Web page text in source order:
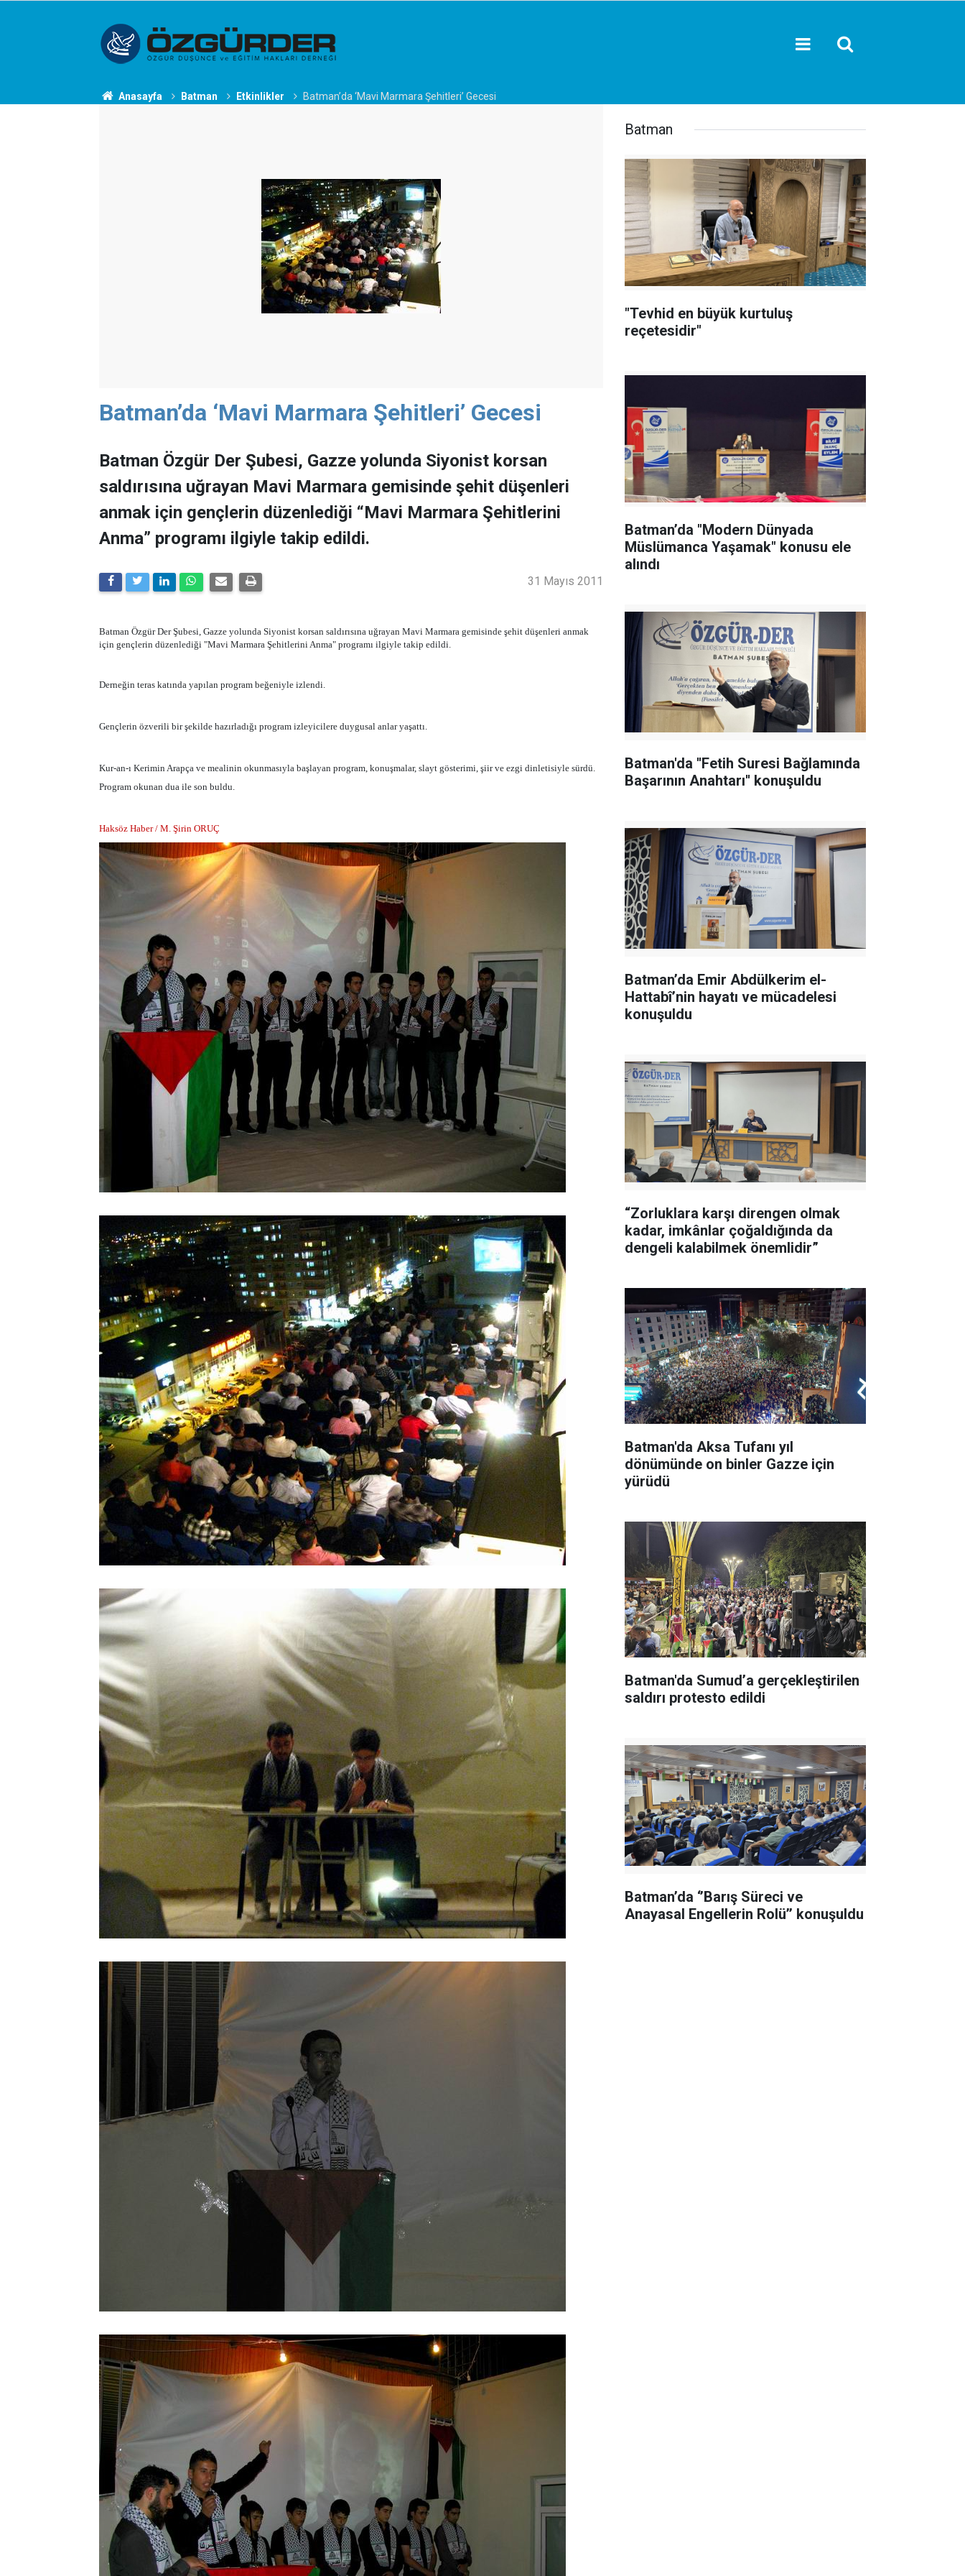
Anasayfa Batman Etkinlikler Batman’da ‘Mavi Marmara Şehitleri’ Gecesi
Batman’da ‘Mavi Marmara Şehitleri’ Gecesi
Batman Özgür Der Şubesi, Gazze yolunda Siyonist korsan
saldırısına uğrayan Mavi Marmara gemisinde şehit düşenleri
anmak için gençlerin düzenlediği “Mavi Marmara Şehitlerini
Anma” programı ilgiyle takip edildi.
31 Mayıs 2011
Batman Özgür Der Şubesi, Gazze yolunda Siyonist korsan saldırısına uğrayan Mavi Marmara gemisinde şehit düşenleri anmak
için gençlerin düzenlediği "Mavi Marmara Şehitlerini Anma" programı ilgiyle takip edildi.
Derneğin teras katında yapılan program beğeniyle izlendi.
Gençlerin özverili bir şekilde hazırladığı program izleyicilere duygusal anlar yaşattı.
Kur-an-ı Kerimin Arapça ve mealinin okunmasıyla başlayan program, konuşmalar, slayt gösterimi, şiir ve ezgi dinletisiyle sürdü.
Program okunan dua ile son buldu.
Haksöz Haber / M. Şirin ORUÇ
Batman
"Tevhid en büyük kurtuluş
reçetesidir"
Batman’da "Modern Dünyada
Müslümanca Yaşamak" konusu ele
alındı
Batman'da ''Fetih Suresi Bağlamında
Başarının Anahtarı'' konuşuldu
Batman’da Emir Abdülkerim el-
Hattabî’nin hayatı ve mücadelesi
konuşuldu
“Zorluklara karşı direngen olmak
kadar, imkânlar çoğaldığında da
dengeli kalabilmek önemlidir”
Batman'da Aksa Tufanı yıl
dönümünde on binler Gazze için
yürüdü
Batman'da Sumud’a gerçekleştirilen
saldırı protesto edildi
Batman’da ‘’Barış Süreci ve
Anayasal Engellerin Rolü’’ konuşuldu